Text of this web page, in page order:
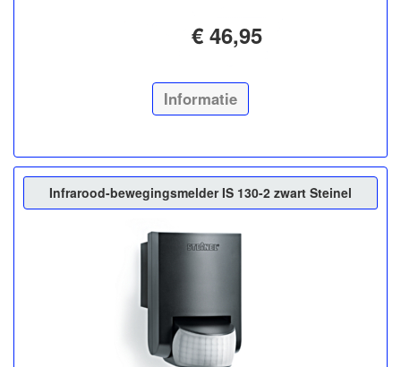
€ 46,95
Informatie
Infrarood-bewegingsmelder IS 130-2 zwart Steinel